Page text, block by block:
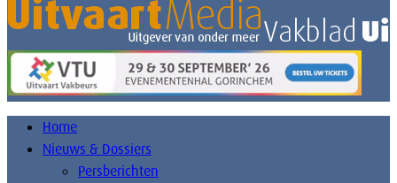
Home
Nieuws & Dossiers
Persberichten